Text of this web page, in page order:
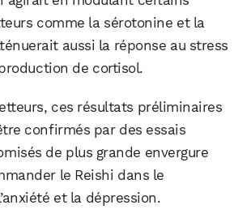
comme la sérotonine et la
aussi la réponse au stress
de cortisol.
ces résultats préliminaires
confirmés par des essais
de plus grande envergure
le Reishi dans le
et la dépression.